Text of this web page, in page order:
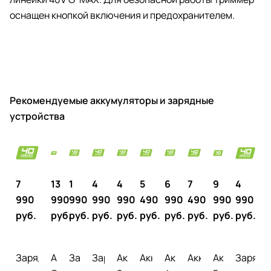
оснащен кнопкой включения и предохранителем.
Рекомендуемые аккумуляторы и зарядные
устройства
7
990
руб.
Зарядное
13
990
руб.
Аккумулятор
1
990
руб.
Зарядное
4
990
руб.
Зарядное
4
990
руб.
Аккумулятор
5
490
руб.
Аккумулятор
6
990
руб.
Аккумулятор
7
490
руб.
Аккумулятор
9
990
руб.
Аккумулятор
4
990
руб.